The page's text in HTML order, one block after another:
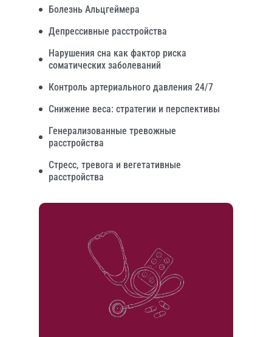
Болезнь Альцгеймера
Депрессивные расстройства
Нарушения сна как фактор риска
соматических заболеваний
Контроль артериального давления 24/7
Снижение веса: стратегии и перспективы
Генерализованные тревожные
расстройства
Стресс, тревога и вегетативные
расстройства